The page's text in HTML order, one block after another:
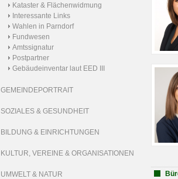
Kataster & Flächenwidmung
Interessante Links
Wahlen in Parndorf
Fundwesen
Amtssignatur
Postpartner
Gebäudeinventar laut EED III
GEMEINDEPORTRAIT
SOZIALES & GESUNDHEIT
BILDUNG & EINRICHTUNGEN
KULTUR, VEREINE & ORGANISATIONEN
UMWELT & NATUR